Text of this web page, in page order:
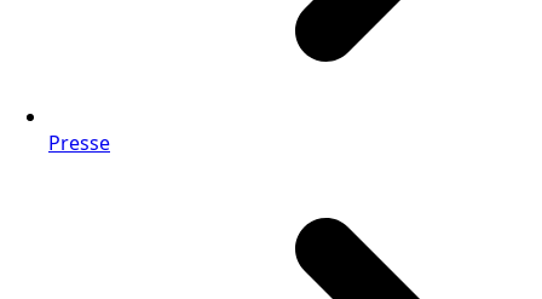
Presse